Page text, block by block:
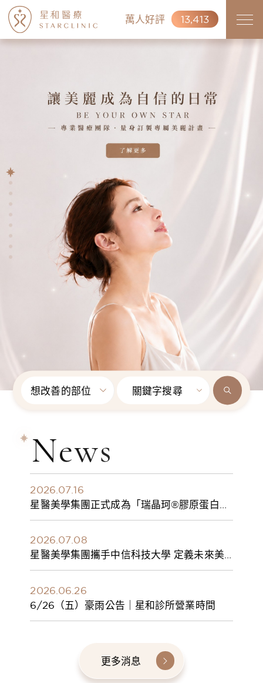
萬人好評 13,413
想改善的部位 關鍵字搜尋
News
2026.07.16
星醫美學集團正式成為「瑞晶珂®膠原蛋白植
入劑」台灣獨家總代理
2026.07.08
星醫美學集團攜手中信科技大學 定義未來美
學人才新標準 建構健康美學產學共育模式 串
2026.06.26
6/26（五）豪雨公告｜星和診所營業時間
更多消息